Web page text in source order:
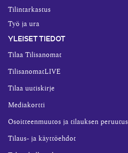
Tilintarkastus
Työ ja ura
YLEISET TIEDOT
Tilaa Tilisanomat
TilisanomatLIVE
Tilaa uutiskirje
Mediakortti
Osoitteenmuutos ja tilauksen peruutus
Tilaus- ja käyttöehdot